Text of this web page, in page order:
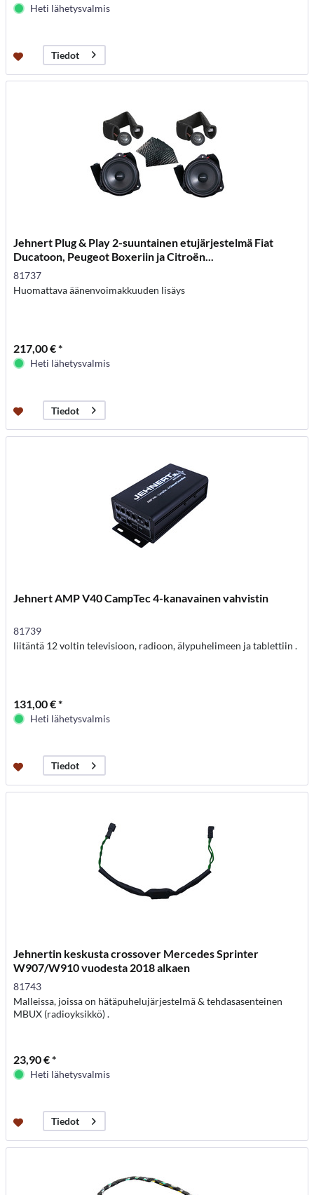
Heti lähetysvalmis
Tiedot
Jehnert Plug & Play 2-suuntainen etujärjestelmä Fiat
Ducatoon, Peugeot Boxeriin ja Citroën...
81737
Huomattava äänenvoimakkuuden lisäys
217,00 € *
Heti lähetysvalmis
Tiedot
Jehnert AMP V40 CampTec 4-kanavainen vahvistin
81739
liitäntä 12 voltin televisioon, radioon, älypuhelimeen ja tablettiin .
131,00 € *
Heti lähetysvalmis
Tiedot
Jehnertin keskusta crossover Mercedes Sprinter
W907/W910 vuodesta 2018 alkaen
81743
Malleissa, joissa on hätäpuhelujärjestelmä & tehdasasenteinen
MBUX (radioyksikkö) .
23,90 € *
Heti lähetysvalmis
Tiedot